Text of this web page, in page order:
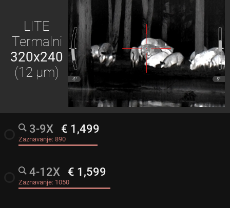
LITE
Termalni
320x240
(12 μm)
3-9X € 1,499
Zaznavanje: 890
4-12X € 1,599
Zaznavanje: 1050